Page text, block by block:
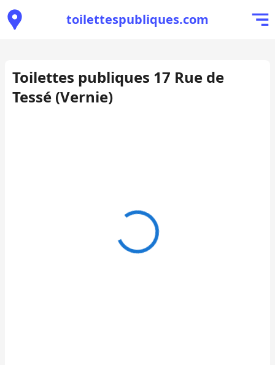
toilettespubliques.com
Toilettes publiques 17 Rue de
Tessé (Vernie)